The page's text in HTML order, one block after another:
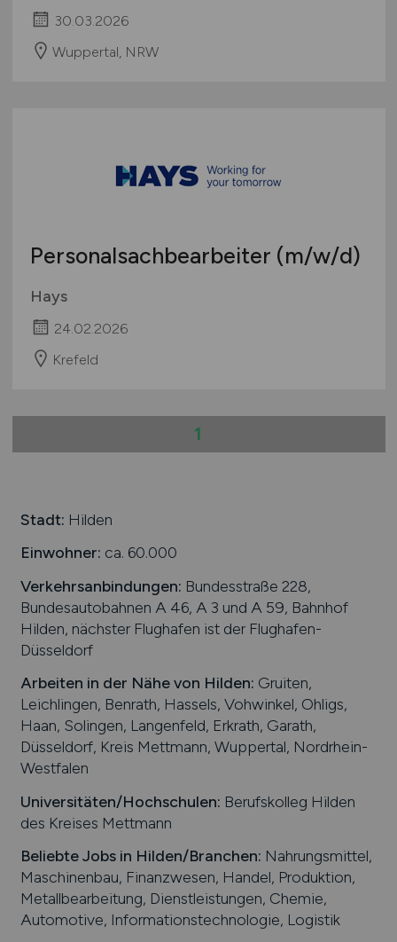
30.03.2026
Wuppertal, NRW
Personalsachbearbeiter (m/w/d)
Hays
24.02.2026
Krefeld
1
Stadt: Hilden
Einwohner: ca. 60.000
Verkehrsanbindungen: Bundesstraße 228,
Bundesautobahnen A 46, A 3 und A 59, Bahnhof
Hilden, nächster Flughafen ist der Flughafen-
Düsseldorf
Arbeiten in der Nähe von Hilden: Gruiten,
Leichlingen, Benrath, Hassels, Vohwinkel, Ohligs,
Haan, Solingen, Langenfeld, Erkrath, Garath,
Düsseldorf, Kreis Mettmann, Wuppertal, Nordrhein-
Westfalen
Universitäten/Hochschulen: Berufskolleg Hilden
des Kreises Mettmann
Beliebte Jobs in Hilden/Branchen: Nahrungsmittel,
Maschinenbau, Finanzwesen, Handel, Produktion,
Metallbearbeitung, Dienstleistungen, Chemie,
Automotive, Informationstechnologie, Logistik